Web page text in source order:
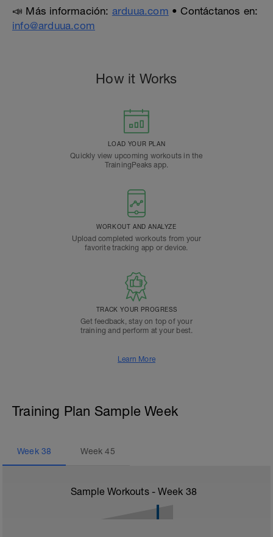
📣 Más información: arduua.com • Contáctanos en:
info@arduua.com
How it Works
LOAD YOUR PLAN
Quickly view upcoming workouts in the
TrainingPeaks app.
WORKOUT AND ANALYZE
Upload completed workouts from your
favorite tracking app or device.
TRACK YOUR PROGRESS
Get feedback, stay on top of your
training and perform at your best.
Learn More
Training Plan Sample Week
Week 38 Week45
Sample Workouts - Week 38